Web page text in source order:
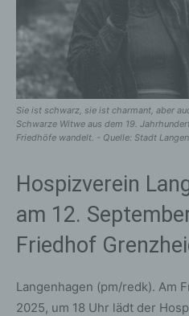
Sie ist schwarz, sie ist charmant, aber
Schwarze Witwe aus dem 19.
Friedhöfe wandelt. - Quelle: Stadt
Hospizverein
am 12.
Friedhof
Langenhagen (pm/redk). Am
2025, um 18 Uhr lädt der